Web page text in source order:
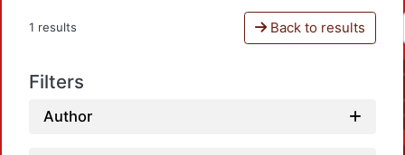
1 results Back to results
Filters
Author